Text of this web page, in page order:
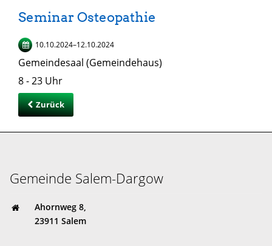
Seminar Osteopathie
10.10.2024–12.10.2024
Gemeindesaal (Gemeindehaus)
8 - 23 Uhr
Zurück
Gemeinde Salem-Dargow
Ahornweg 8,
23911 Salem